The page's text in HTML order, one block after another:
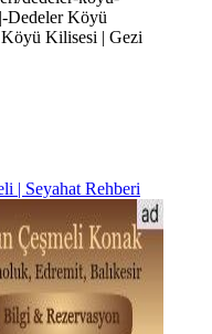
Dedeler Köyü
Kilisesi | Gezi